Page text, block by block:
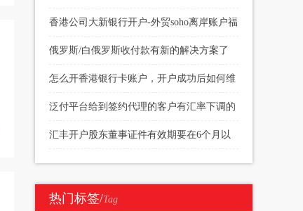
开户当天下户?
香港公司大新银行开户-外贸soho离岸账户福
音
俄罗斯/白俄罗斯收付款有新的解决方案了
怎么开香港银行卡账户，开户成功后如何维
护
泛付平台给到签约代理的客户有汇率下调的
权限
汇丰开户股东董事证件有效期要在6个月以
上
热门标签/Tag